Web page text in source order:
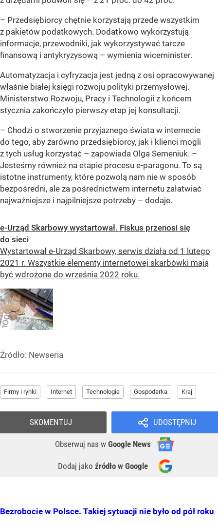
– Przedsiębiorcy chętnie korzystają przede wszystkim
z pakietów podatkowych. Dodatkowo wykorzystują
informacje, przewodniki, jak wykorzystywać tarcze
finansową i antykryzysową – wymienia wiceminister.
Automatyzacja i cyfryzacja jest jedną z osi opracowywanej
właśnie białej księgi rozwoju polityki przemysłowej.
Ministerstwo Rozwoju, Pracy i Technologii z końcem
stycznia zakończyło pierwszy etap jej konsultacji.
– Chodzi o stworzenie przyjaznego świata w internecie
do tego, aby zarówno przedsiębiorcy, jak i klienci mogli
z tych usług korzystać – zapowiada Olga Semeniuk. –
Jesteśmy również na etapie procesu e-paragonu. To są
istotne instrumenty, które pozwolą nam nie w sposób
bezpośredni, ale za pośrednictwem internetu załatwiać
najważniejsze i najpilniejsze potrzeby – dodaje.
e-Urząd Skarbowy wystartował. Fiskus przenosi się
do sieci
Wystartował e-Urząd Skarbowy, serwis działa od 1 lutego
2021 r. Wszystkie elementy internetowej skarbówki mają
być wdrożone do września 2022 roku.
Źródło: Newseria
Firmy i rynki Internet Technologie Gospodarka Kraj
UDOSTĘPNIJ
Obserwuj nas w Google News
Dodaj jako źródło w Google
SKOMENTUJ
Bezrobocie w Polsce. Takiej sytuacji nie było od pół roku